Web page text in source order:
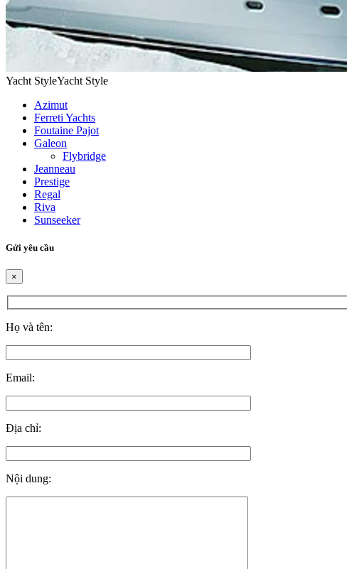
Yacht StyleYacht Style
Azimut
Ferreti Yachts
Foutaine Pajot
Galeon
Flybridge
Jeanneau
Prestige
Regal
Riva
Sunseeker
Gửi yêu cầu
×
Họ và tên:
Email:
Địa chỉ:
Nội dung: